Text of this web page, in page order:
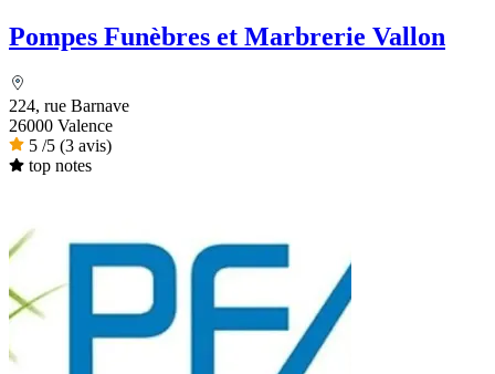
Pompes Funèbres et Marbrerie Vallon
224, rue Barnave
26000 Valence
5 /5 (3 avis)
top notes